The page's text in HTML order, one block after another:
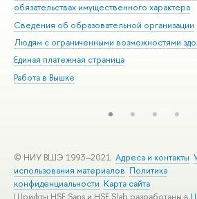
обязательствах имущественного характера
Сведения об образовательной организации
Людям с ограниченными возможностями
Единая платежная страница
Работа в Вышке
© НИУ ВШЭ 1993–2021 Адреса и контакты
использования материалов Политика
конфиденциальности Карта сайта